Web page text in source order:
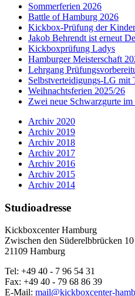
Sommerferien 2026
Battle of Hamburg 2026
Kickbox-Prüfung der Kinder
Jakob Behrendt ist erneut
Kickboxprüfung Ladys
Hamburger Meisterschaft
Lehrgang
Selbstverteidigungs-LG mit
Weihnachtsferien 2025/26
Zwei neue Schwarzgurte
Archiv 2020
Archiv 2019
Archiv 2018
Archiv 2017
Archiv 2016
Archiv 2015
Archiv 2014
Studioadresse
Kickboxcenter Hamburg
Zwischen den Süderelbbrücken 10
21109 Hamburg
Tel: +49 40 - 7 96 54 31
Fax: +49 40 - 79 68 86 39
E-Mail: mail@kickboxcenter-